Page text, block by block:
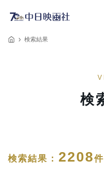
検索結果
検
検索結果 : 2208件